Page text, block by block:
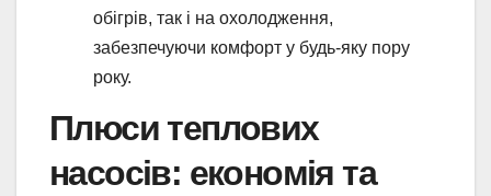
обігрів, так і на охолодження,
забезпечуючи комфорт у будь-яку пору
року.
Плюси теплових
насосів: економія та